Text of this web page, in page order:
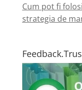
Cum pot fi
strategia de